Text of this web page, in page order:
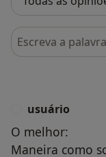
Pesquisar em
usuário
O melhor:
Maneira como